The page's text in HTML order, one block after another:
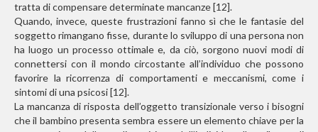
tratta di compensare determinate mancanze [12].
Quando, invece, queste frustrazioni fanno sì che le fantasie del
soggetto rimangano fisse, durante lo sviluppo di una persona non
ha luogo un processo ottimale e, da ciò, sorgono nuovi modi di
connettersi con il mondo circostante all’individuo che possono
favorire la ricorrenza di comportamenti e meccanismi, come i
sintomi di una psicosi [12].
La mancanza di risposta dell’oggetto transizionale verso i bisogni
che il bambino presenta sembra essere un elemento chiave per la